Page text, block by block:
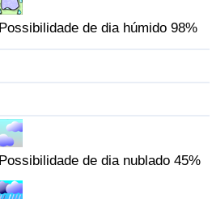
Possibilidade de dia húmido 98%
Possibilidade de dia nublado 45%